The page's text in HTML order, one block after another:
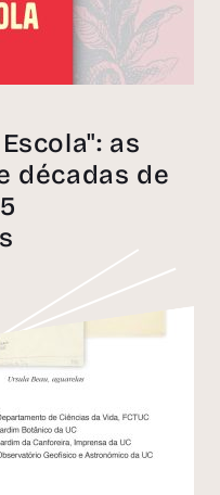
as
décadas de